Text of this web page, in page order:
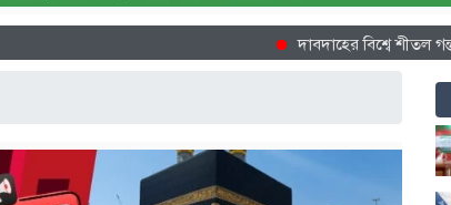
দাবদাহের বিশ্বে শীতল গন্তব্য